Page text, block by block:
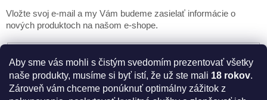
Aby sme vás mohli s čistým svedomím prezentovať všetky
naše produkty, musíme si byť istí, že už ste mali 18 rokov.
Zároveň vám chceme ponúknuť optimálny zážitok z
Vložte svoj e-mail a my Vám budeme zasielať informácie o
nových produktoch na našom e-shope.
PRIHLÁSIŤ SA